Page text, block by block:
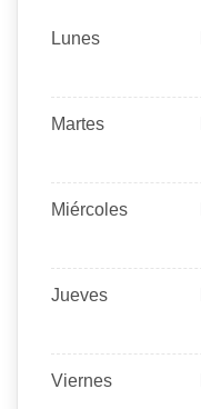
Lunes
Martes
Miércoles
Jueves
Viernes